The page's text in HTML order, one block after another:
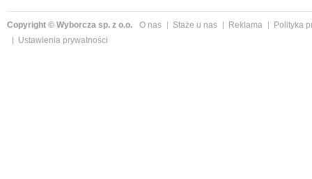
Copyright © Wyborcza sp. z o.o. O nas Staże u nas Reklama
Polityka
Ustawienia prywatności